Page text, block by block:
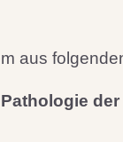
aus